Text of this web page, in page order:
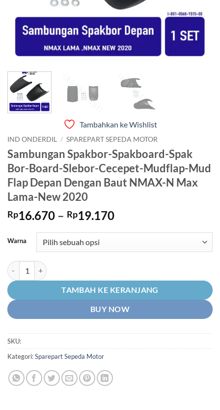
Tambahkan ke Wishlist
IND ONDERDIL / SPAREPART SEPEDA MOTOR
Sambungan Spakbor-Spakboard-Spak
Bor-Board-Slebor-Cecepet-Mudflap-Mud
Flap Depan Dengan Baut NMAX-N Max
Lama-New 2020
Rp16.670 – Rp19.170Rentang
hingga
Warna
Kuantitas Sambungan Spakbor-Spakboard-Spak Bor-Board-
TAMBAH KE KERANJANG
BUY NOW
SKU:
Kategori:Sparepart Sepeda Motor